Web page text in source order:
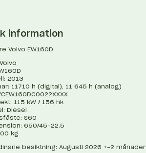
information
Volvo EW160D
2013
11710 h (digital), 11 645 h (analog)
115 kW / 156 hk
Diesel
S60
650/45-22.5
kg
besiktning: Augusti 2026 +-2 månader